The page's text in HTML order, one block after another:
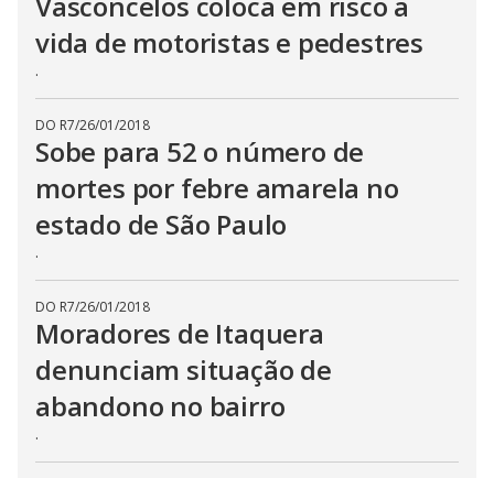
vida de motoristas e pedestres
.
DO R7/26/01/2018
Sobe para 52 o número de
mortes por febre amarela no
estado de São Paulo
.
DO R7/26/01/2018
Moradores de Itaquera
denunciam situação de
abandono no bairro
.